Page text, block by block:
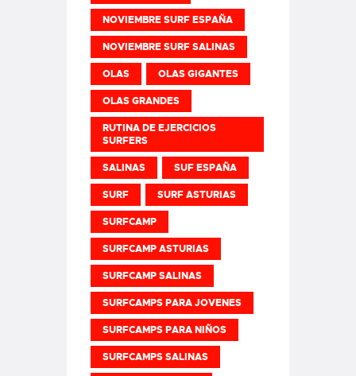
NOVIEMBRE SURF ESPAÑA
NOVIEMBRE SURF SALINAS
OLAS OLAS GIGANTES
OLAS GRANDES
RUTINA DE EJERCICIOS
SURFERS
SALINAS SUF ESPAÑA
SURF SURF ASTURIAS
SURFCAMP
SURFCAMP ASTURIAS
SURFCAMP SALINAS
SURFCAMPS PARA JOVENES
SURFCAMPS PARA NIÑOS
SURFCAMPS SALINAS